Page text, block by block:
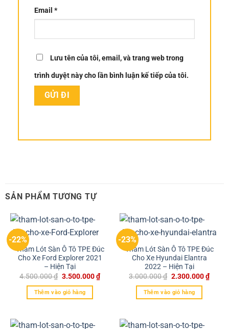
Email *
Lưu tên của tôi, email, và trang web trong
trình duyệt này cho lần bình luận kế tiếp của tôi.
SẢN PHẨM TƯƠNG TỰ
-22%
Thảm Lót Sàn Ô Tô TPE Đúc
Cho Xe Ford Explorer 2021
– Hiện Tại
4.500.000₫ 3.500.000₫
Thêm vào giỏ hàng
-23%
Thảm Lót Sàn Ô Tô TPE Đúc
Cho Xe Hyundai Elantra
2022 – Hiện Tại
3.000.000₫ 2.300.000₫
Thêm vào giỏ hàng